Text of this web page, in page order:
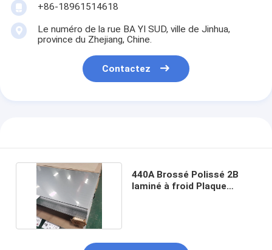
+86-18961514618
Le numéro de la rue BA YI SUD, ville de Jinhua,
province du Zhejiang, Chine.
Contactez
440A Brossé Polissé 2B
laminé à froid Plaque